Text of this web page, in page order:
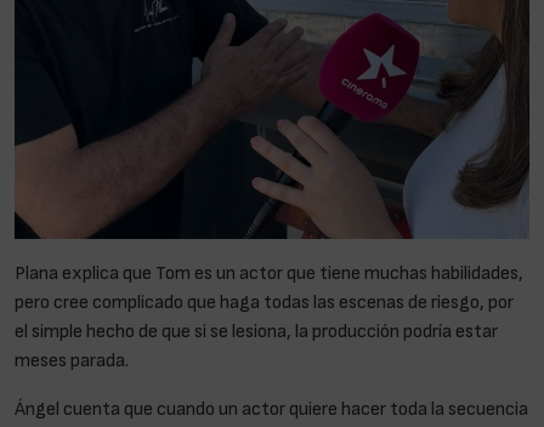
Plana explica que Tom es un actor que tiene muchas habilidades,
pero cree complicado que haga todas las escenas de riesgo, por
el simple hecho de que si se lesiona, la producción podría estar
meses parada.
Ángel cuenta que cuando un actor quiere hacer toda la secuencia